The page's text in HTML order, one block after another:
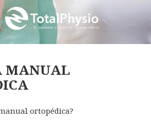
MANUAL
ortopédica?